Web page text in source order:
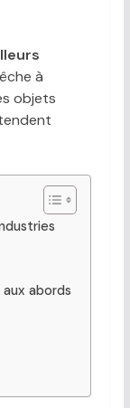
à
objets
abords